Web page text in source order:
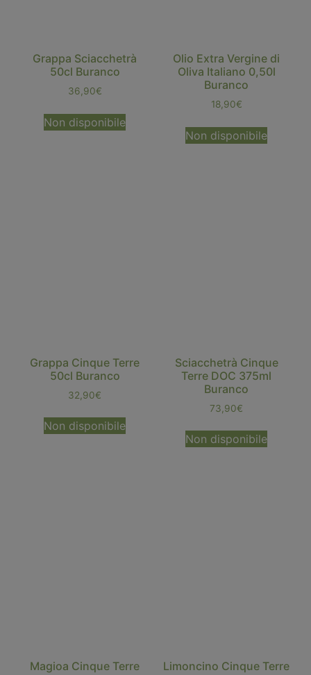
Grappa Sciacchetrà
50cl Buranco
36,90€
Non disponibile
Olio Extra Vergine di
Oliva Italiano 0,50l
Buranco
18,90€
Non disponibile
Grappa Cinque Terre
50cl Buranco
32,90€
Non disponibile
Sciacchetrà Cinque
Terre DOC 375ml
Buranco
73,90€
Non disponibile
Magioa Cinque Terre
Limoncino Cinque Terre